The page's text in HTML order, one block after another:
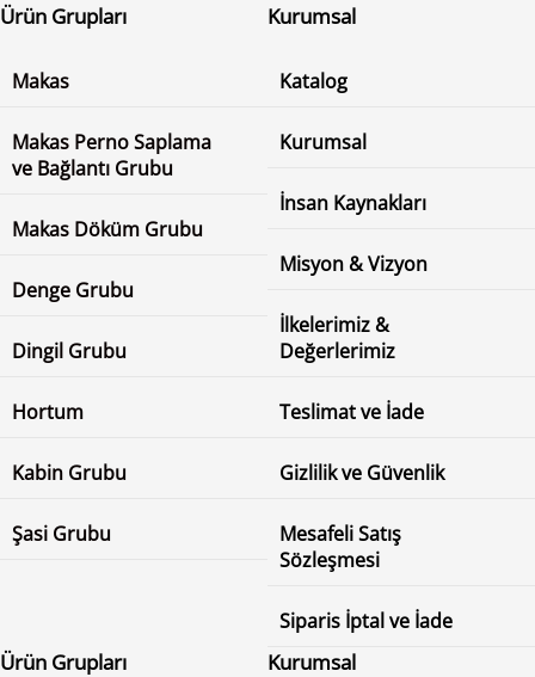
Ürün Grupları
Makas
Makas Perno Saplama
ve Bağlantı Grubu
Makas Döküm Grubu
Denge Grubu
Dingil Grubu
Hortum
Kabin Grubu
Şasi Grubu
Kurumsal
Katalog
Kurumsal
İnsan Kaynakları
Misyon & Vizyon
İlkelerimiz &
Değerlerimiz
Teslimat ve İade
Gizlilik ve Güvenlik
Mesafeli Satış
Sözleşmesi
Siparis İptal ve İade
Ürün Grupları Kurumsal